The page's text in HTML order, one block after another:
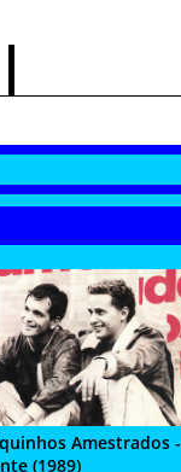
Amestrados -
(1989)